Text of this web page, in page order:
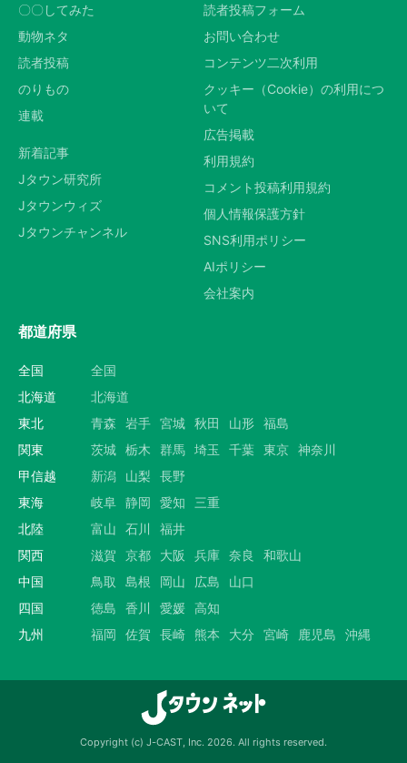
〇〇してみた
動物ネタ
読者投稿
のりもの
連載
新着記事
Jタウン研究所
Jタウンウィズ
Jタウンチャンネル
読者投稿フォーム
お問い合わせ
コンテンツ二次利用
クッキー（Cookie）の利用につ
いて
広告掲載
利用規約
コメント投稿利用規約
個人情報保護方針
SNS利用ポリシー
AIポリシー
会社案内
都道府県
全国
全国
北海道
北海道
東北
青森 岩手 宮城 秋田 山形 福島
関東
茨城 栃木 群馬 埼玉 千葉 東京 神奈川
甲信越
新潟 山梨
長野
東海
岐阜 静岡 愛知
三重
北陸
富山 石川
福井
関西
滋賀 京都 大阪 兵庫 奈良
和歌山
中国
鳥取 島根 岡山 広島
山口
四国
徳島 香川 愛媛 高知
九州
福岡 佐賀 長崎 熊本 大分 宮崎 鹿児島 沖縄
Copyright (c) J-CAST, Inc. 2026. All rights reserved.